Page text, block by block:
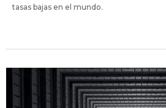
tasas bajas en el mundo.